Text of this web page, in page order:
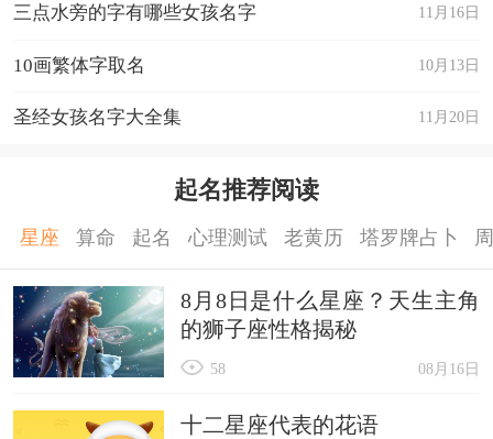
11月16日
三点水旁的字有哪些女孩名字
10月13日
10画繁体字取名
11月20日
圣经女孩名字大全集
起名推荐阅读
星座 算命 起名 心理测试 老黄历 塔罗牌占卜
8月8日是什么星座？天生主角
的狮子座性格揭秘
08月16日
58
十二星座代表的花语